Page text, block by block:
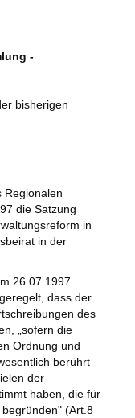
-
bisherigen
Regionalen
die Satzung
in
in der
26.07.1997
dass der
des
„sofern die
Ordnung und
berührt
der
haben, die für
(Art.8